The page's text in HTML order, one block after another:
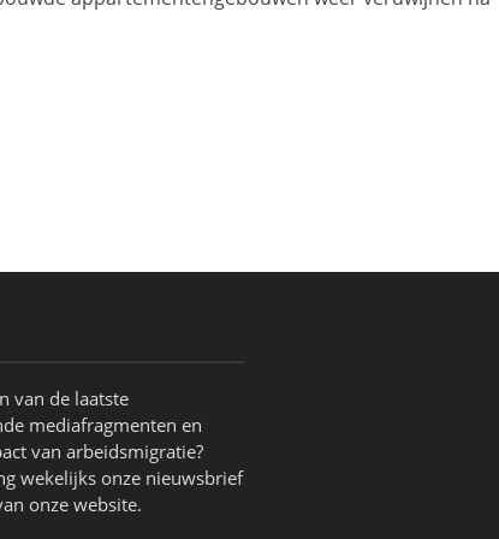
van de laatste
mediafragmenten en
van arbeidsmigratie?
wekelijks onze nieuwsbrief
onze website.